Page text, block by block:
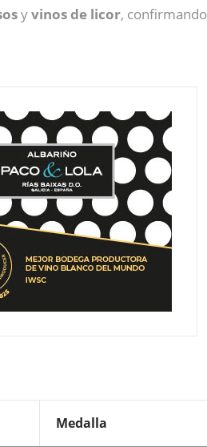
yvinos de licor,
Medalla